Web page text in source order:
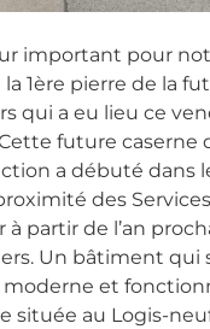
important pour
la 1ère pierre de la
qui a eu lieu ce
future caserne
a débuté dans
des
à partir de l’an
Un bâtiment qui
et
située au Logis-